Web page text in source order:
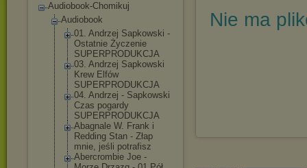
Audiobook-Chomikuj
Audiobook
01. Andrzej Sapkowski -
Ostatnie Życzenie
SUPERPRODUKCJA
03. Andrzej Sapkowski
Krew Elfów
SUPERPRODUKCJA
04. Andrzej - Sapkowski
Czas pogardy
SUPERPRODUKCJA
Abagnale W. Frank i
Redding Stan - Złap
mnie, jeśli potrafisz
Abercrombie Joe -
Nie ma